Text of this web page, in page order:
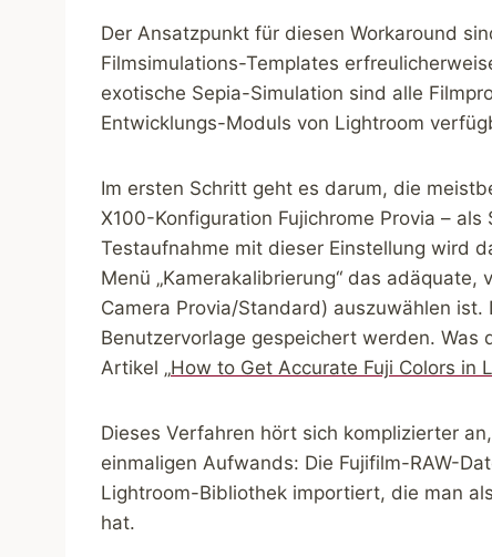
Der Ansatzpunkt für diesen Workaround
Filmsimulations-Templates
exotische Sepia-Simulation sind alle
Entwicklungs-Moduls von Lightroom
Im ersten Schritt geht es darum, die
X100-Konfiguration Fujichrome Provia –
Testaufnahme mit dieser Einstellung wird
Menü „Kamerakalibrierung“ das
Camera Provia/Standard) auszuwählen
Benutzervorlage gespeichert werden.
Artikel „How to Get Accurate Fuji Colors in
Dieses Verfahren hört sich komplizierter
einmaligen Aufwands: Die Fujifilm-RAW-
Lightroom-Bibliothek importiert, die man
hat.